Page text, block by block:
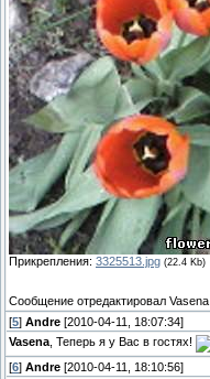
Прикрепления: 3325513.jpg (22.4 Kb)
Сообщение отредактировал Vasena
[5] Andre [2010-04-11, 18:07:34]
Vasena, Теперь я у Вас в гостях!
[6] Andre [2010-04-11, 18:10:56]